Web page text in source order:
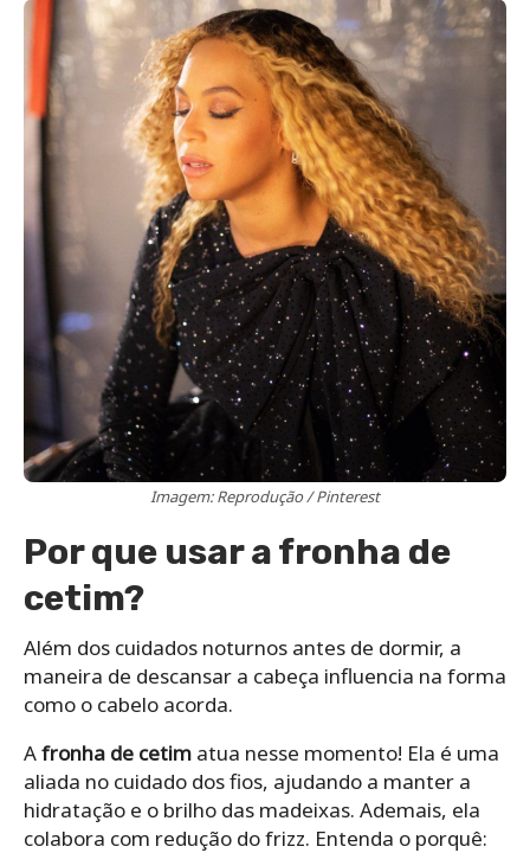
Imagem: Reprodução / Pinterest
Por que usar a fronha de
cetim?
Além dos cuidados noturnos antes de dormir, a
maneira de descansar a cabeça influencia na forma
como o cabelo acorda.
Afronha de cetim atua nesse momento! Ela é uma
aliada no cuidado dos fios, ajudando a manter a
hidratação e o brilho das madeixas. Ademais, ela
colabora com redução do frizz. Entenda o porquê: